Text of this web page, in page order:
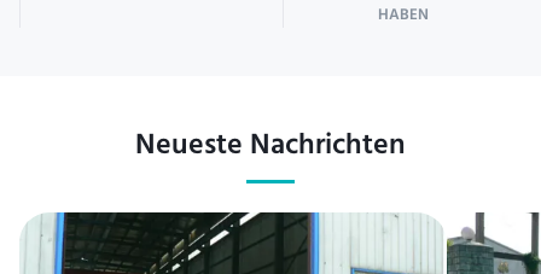
HABEN
Neueste Nachrichten